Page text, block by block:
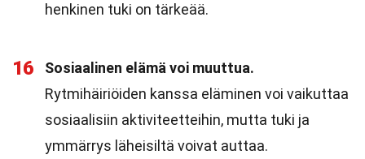
henkinen tuki on tärkeää.
16
Sosiaalinen elämä voi muuttua.
Rytmihäiriöiden kanssa eläminen voi vaikuttaa
sosiaalisiin aktiviteetteihin, mutta tuki ja
ymmärrys läheisiltä voivat auttaa.